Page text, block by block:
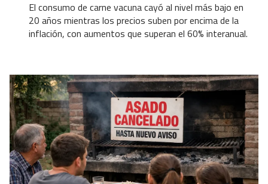
El consumo de carne vacuna cayó al nivel más bajo en
20 años mientras los precios suben por encima de la
inflación, con aumentos que superan el 60% interanual.